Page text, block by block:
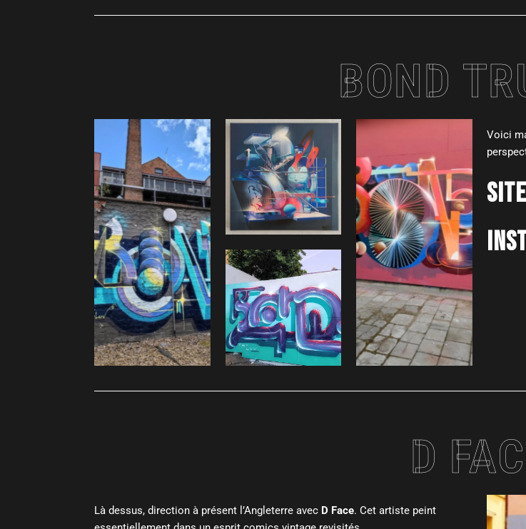
BOND
Voici
D
Là dessus, direction à présent l’Angleterre avec D Face. Cet artiste peint